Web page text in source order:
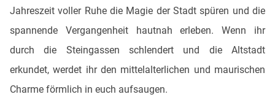
Jahreszeit voller Ruhe die Magie der Stadt spüren und die
spannende Vergangenheit hautnah erleben. Wenn ihr
durch die Steingassen schlendert und die Altstadt
erkundet, werdet ihr den mittelalterlichen und maurischen
Charme förmlich in euch aufsaugen.